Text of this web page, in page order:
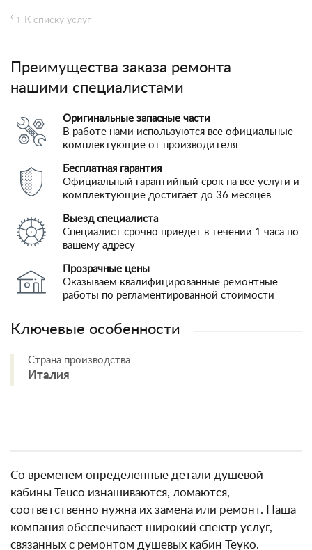
К списку услуг
Преимущества заказа ремонта
нашими специалистами
Оригинальные запасные части
В работе нами используются все официальные
комплектующие от производителя
Бесплатная гарантия
Официальный гарантийный срок на все услуги и
комплектующие достигает до 36 месяцев
Выезд специалиста
Специалист срочно приедет в течении 1 часа по
вашему адресу
Прозрачные цены
Оказываем квалифицированные ремонтные
работы по регламентированной стоимости
Ключевые особенности
Страна производства
Италия
Со временем определенные детали душевой
кабины Teuco изнашиваются, ломаются,
соответственно нужна их замена или ремонт. Наша
компания обеспечивает широкий спектр услуг,
связанных с ремонтом душевых кабин Теуко.